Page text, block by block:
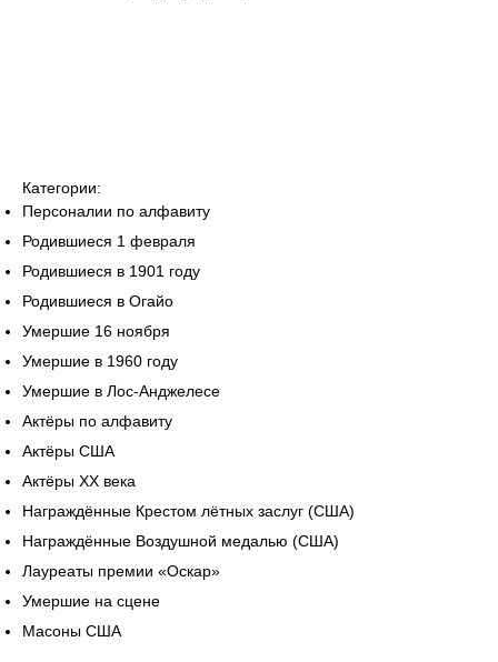
Категории:
Персоналии по алфавиту
Родившиеся 1 февраля
Родившиеся в 1901 году
Родившиеся в Огайо
Умершие 16 ноября
Умершие в 1960 году
Умершие в Лос-Анджелесе
Актёры по алфавиту
Актёры США
Актёры XX века
Награждённые Крестом лётных заслуг (США)
Награждённые Воздушной медалью (США)
Лауреаты премии «Оскар»
Умершие на сцене
Масоны США